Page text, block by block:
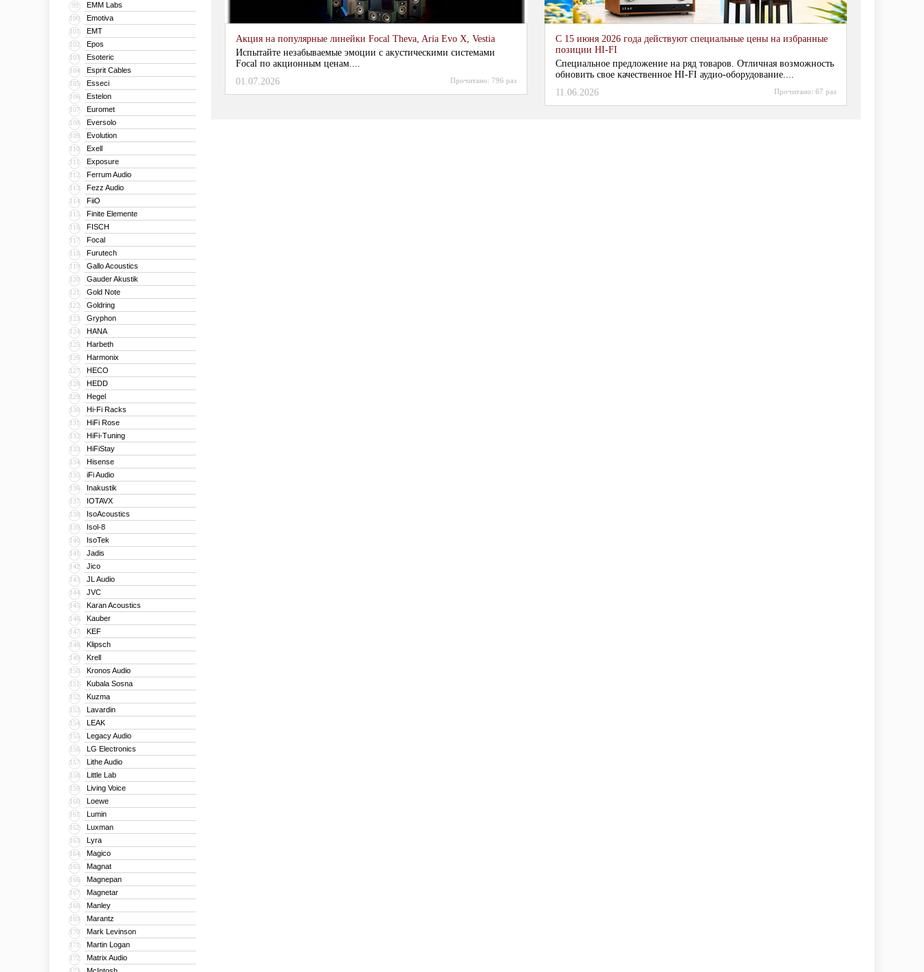
99 EMM Labs
100 Emotiva
101 EMT
102 Epos
103 Esoteric
104 Esprit Cables
105 Esseci
106 Estelon
107 Euromet
108 Eversolo
109 Evolution
110 Exell
111 Exposure
112 Ferrum Audio
113 Fezz Audio
114 FiiO
115 Finite Elemente
116 FISCH
117 Focal
118 Furutech
119 Gallo Acoustics
120 Gauder Akustik
121 Gold Note
122 Goldring
123 Gryphon
124 HANA
125 Harbeth
126 Harmonix
127 HECO
128 HEDD
129 Hegel
130 Hi-Fi Racks
131 HiFi Rose
132 HiFi-Tuning
133 HiFiStay
134 Hisense
135 iFi Audio
136 Inakustik
137 IOTAVX
138 IsoAcoustics
139 Isol-8
140 IsoTek
141 Jadis
142 Jico
143 JL Audio
144 JVC
145 Karan Acoustics
146 Kauber
147 KEF
148 Klipsch
149 Krell
150 Kronos Audio
151 Kubala Sosna
152 Kuzma
153 Lavardin
154 LEAK
155 Legacy Audio
156 LG Electronics
157 Lithe Audio
158 Little Lab
159 Living Voice
160 Loewe
161 Lumin
162 Luxman
163 Lyra
164 Magico
165 Magnat
166 Magnepan
167 Magnetar
168 Manley
169 Marantz
170 Mark Levinson
171 Martin Logan
172 Matrix Audio
Акция на популярные линейки Focal Theva, Aria Evo X, Vestia
Испытайте незабываемые эмоции с акустическими системами
Focal по акционным ценам....
01.07.2026
Прочитано: 796 раз
С 15 июня 2026 года действуют специальные цены на избранные
позиции HI-FI
Специальное предложение на ряд товаров. Отличная возможность
обновить свое качественное HI-FI аудио-оборудование....
11.06.2026
Прочитано: 67 раз